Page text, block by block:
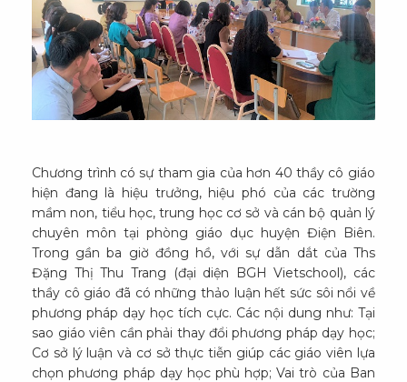
Chương trình có sự tham gia của hơn 40 thầy cô giáo
hiện đang là hiệu trưởng, hiệu phó của các trường
mầm non, tiểu học, trung học cơ sở và cán bộ quản lý
chuyên môn tại phòng giáo dục huyện Điện Biên.
Trong gần ba giờ đồng hồ, với sự dẫn dắt của Ths
Đặng Thị Thu Trang (đại diện BGH Vietschool), các
thầy cô giáo đã có những thảo luận hết sức sôi nổi về
phương pháp dạy học tích cực. Các nội dung như: Tại
sao giáo viên cần phải thay đổi phương pháp dạy học;
Cơ sở lý luận và cơ sở thực tiễn giúp các giáo viên lựa
chọn phương pháp dạy học phù hợp; Vai trò của Ban